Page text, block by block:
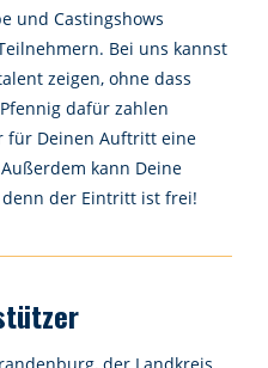
und Castingshows
Bei uns kannst
zeigen, ohne dass
dafür zahlen
für Deinen Auftritt eine
kann Deine
denn der Eintritt ist frei!